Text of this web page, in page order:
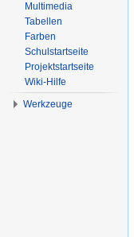
Multimedia
Tabellen
Farben
Schulstartseite
Projektstartseite
Wiki-Hilfe
Werkzeuge